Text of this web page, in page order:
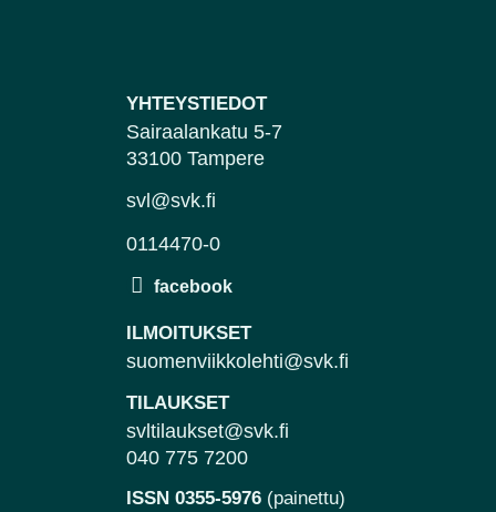
YHTEYSTIEDOT
Sairaalankatu 5-7
33100 Tampere
svl@svk.fi
0114470-0
ILMOITUKSET
suomenviikkolehti@svk.fi
TILAUKSET
svltilaukset@svk.fi
040 775 7200
ISSN 0355-5976 (painettu)